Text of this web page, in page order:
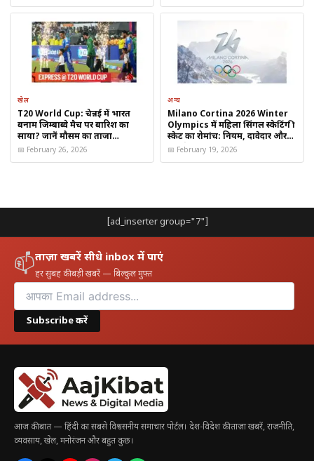
ने बताया सबकुछ
खेल
T20 World Cup: चेन्नई में भारत
बनाम जिम्बाब्वे मैच पर बारिश का
साया? जानें मौसम का ताजा
पूर्वानुमान
📅 February 26, 2026
अन्य
Milano Cortina 2026 Winter
Olympics में महिला सिंगल स्केटिंग फ्री
स्केट का रोमांच: नियम, दावेदार और
पूरा शेड्यूल जानें
📅 February 19, 2026
[ad_inserter group="7"]
📫ताज़ा खबरें सीधे inbox में पाएं
हर सुबह की बड़ी खबरें — बिल्कुल मुफ़्त
Subscribe करें
आज की बात — हिंदी का सबसे विश्वसनीय समाचार पोर्टल। देश-विदेश की ताज़ा खबरें, राजनीति,
व्यवसाय, खेल, मनोरंजन और बहुत कुछ।